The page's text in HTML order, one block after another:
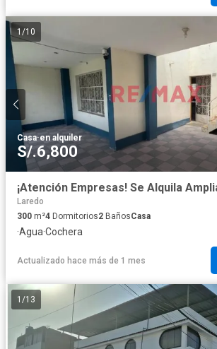
1 /10
Casa·en alquiler
S/.6,800
Laredo
300 m²4 Dormitorios2 BañosCasa
·Agua·Cochera
Actualizado hace más de 1 mes
1 /13